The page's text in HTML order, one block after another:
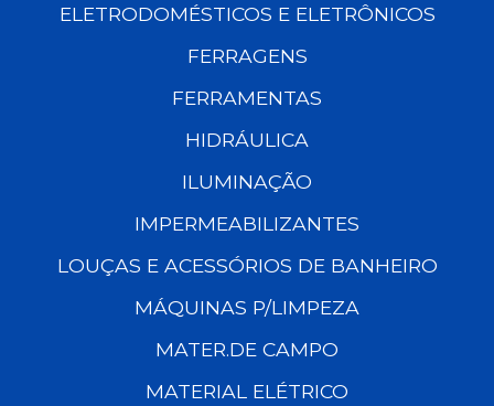
ELETRODOMÉSTICOS E ELETRÔNICOS
FERRAGENS
FERRAMENTAS
HIDRÁULICA
ILUMINAÇÃO
IMPERMEABILIZANTES
LOUÇAS E ACESSÓRIOS DE BANHEIRO
MÁQUINAS P/LIMPEZA
MATER.DE CAMPO
MATERIAL ELÉTRICO